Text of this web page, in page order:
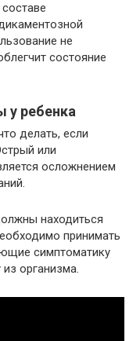
не
состояние
у ребенка
делать, если
или
осложнением
находиться
принимать
симптоматику
организма.